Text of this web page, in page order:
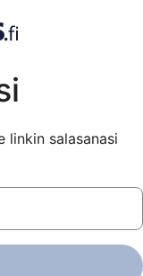
linkin salasanasi